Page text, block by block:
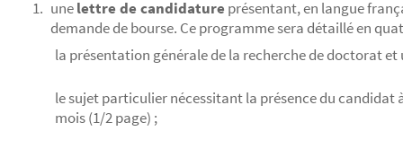
unelettre de candidature présentant, en langue
demande de bourse. Ce programme sera détaillé en
la présentation générale de la recherche de doctorat
le sujet particulier nécessitant la présence du candidat
mois (1/2 page) ;